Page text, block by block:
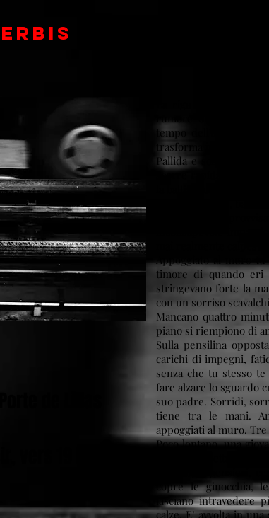
tempo dell’ansia
trasforma in un brutto
Pallida e scrostata
Appoggiato al muro tu
timore di quando eri
stringevano forte la
con un sorriso
Mancano quattro
piano si riempiono di
Sulla pensilina
carichi di impegni,
senza che tu stesso
fare alzare lo sguardo
suo padre. Sorridi,
tiene tra le mani.
appoggiati al muro.
Poco lontano, una
copre le ginocchia,
lasciano intravedere
calze. E’ avvolta in
de Lillas
vers 19 h 30